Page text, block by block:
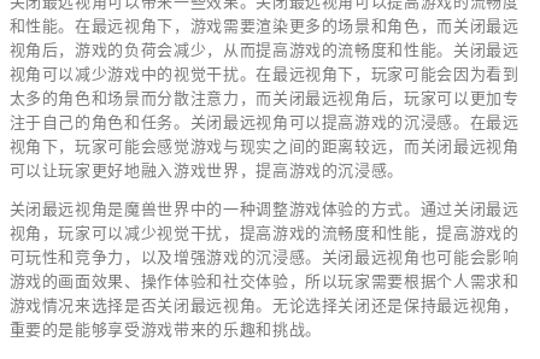
和性能。在最远视角下，游戏需要渲染更多的场景和角色，而关闭最远
视角后，游戏的负荷会减少，从而提高游戏的流畅度和性能。关闭最远
视角可以减少游戏中的视觉干扰。在最远视角下，玩家可能会因为看到
太多的角色和场景而分散注意力，而关闭最远视角后，玩家可以更加专
注于自己的角色和任务。关闭最远视角可以提高游戏的沉浸感。在最远
视角下，玩家可能会感觉游戏与现实之间的距离较远，而关闭最远视角
可以让玩家更好地融入游戏世界，提高游戏的沉浸感。
关闭最远视角是魔兽世界中的一种调整游戏体验的方式。通过关闭最远
视角，玩家可以减少视觉干扰，提高游戏的流畅度和性能，提高游戏的
可玩性和竞争力，以及增强游戏的沉浸感。关闭最远视角也可能会影响
游戏的画面效果、操作体验和社交体验，所以玩家需要根据个人需求和
游戏情况来选择是否关闭最远视角。无论选择关闭还是保持最远视角，
重要的是能够享受游戏带来的乐趣和挑战。